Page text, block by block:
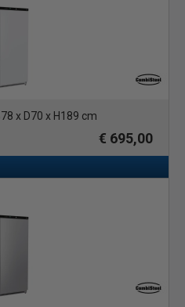
x D70 x H189 cm
€ 695,00